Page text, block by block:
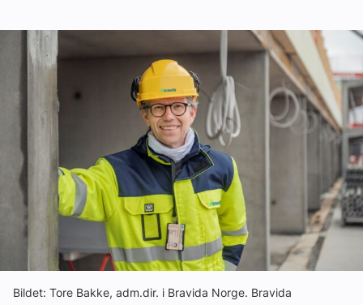
Aktuelle prosjekter
Om VVS Aktuelt
Abonner på fagbladet Byggfakta Nyheter
Annonsere i VVS Aktuelt
Kontakt oss
Tips oss
Bildet: Tore Bakke, adm.dir. i Bravida Norge. Bravida